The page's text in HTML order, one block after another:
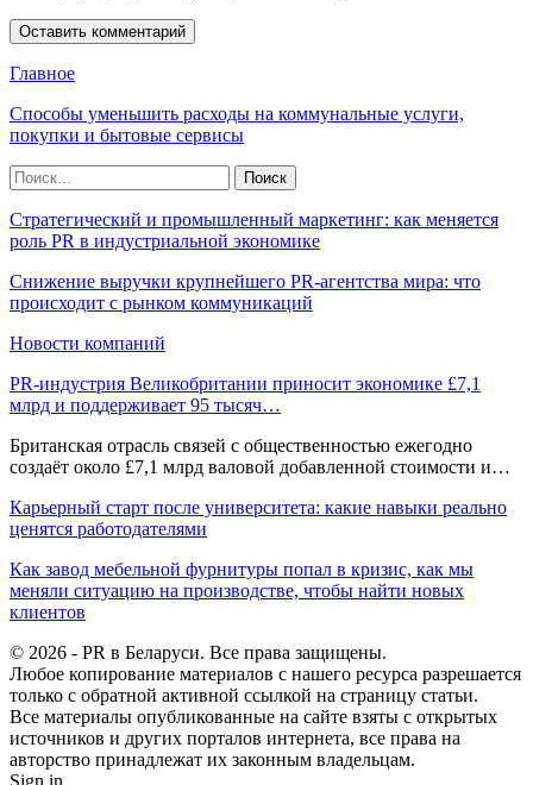
Главное
Способы уменьшить расходы на коммунальные услуги,
покупки и бытовые сервисы
Стратегический и промышленный маркетинг: как меняется
роль PR в индустриальной экономике
Снижение выручки крупнейшего PR-агентства мира: что
происходит с рынком коммуникаций
Новости компаний
PR-индустрия Великобритании приносит экономике £7,1
млрд и поддерживает 95 тысяч…
Британская отрасль связей с общественностью ежегодно
создаёт около £7,1 млрд валовой добавленной стоимости и…
Карьерный старт после университета: какие навыки реально
ценятся работодателями
Как завод мебельной фурнитуры попал в кризис, как мы
меняли ситуацию на производстве, чтобы найти новых
клиентов
© 2026 - PR в Беларуси. Все права защищены.
Любое копирование материалов с нашего ресурса разрешается
только с обратной активной ссылкой на страницу статьи.
Все материалы опубликованные на сайте взяты с открытых
источников и других порталов интернета, все права на
авторство принадлежат их законным владельцам.
Sign in